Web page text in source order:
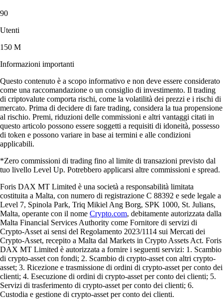
90
Utenti
150 M
Informazioni importanti
Questo contenuto è a scopo informativo e non deve essere considerato
come una raccomandazione o un consiglio di investimento. Il trading
di criptovalute comporta rischi, come la volatilità dei prezzi e i rischi di
mercato. Prima di decidere di fare trading, considera la tua propensione
al rischio. Premi, riduzioni delle commissioni e altri vantaggi citati in
questo articolo possono essere soggetti a requisiti di idoneità, possesso
di token e possono variare in base ai termini e alle condizioni
applicabili.
*Zero commissioni di trading fino al limite di transazioni previsto dal
tuo livello Level Up. Potrebbero applicarsi altre commissioni e spread.
Foris DAX MT Limited è una società a responsabilità limitata
costituita a Malta, con numero di registrazione C 88392 e sede legale a
Level 7, Spinola Park, Triq Mikiel Ang Borg, SPK 1000, St. Julians,
Malta, operante con il nome Crypto.com, debitamente autorizzata dalla
Malta Financial Services Authority come Fornitore di servizi di
Crypto-Asset ai sensi del Regolamento 2023/1114 sui Mercati dei
Crypto-Asset, recepito a Malta dal Markets in Crypto Assets Act. Foris
DAX MT Limited è autorizzata a fornire i seguenti servizi: 1. Scambio
di crypto-asset con fondi; 2. Scambio di crypto-asset con altri crypto-
asset; 3. Ricezione e trasmissione di ordini di crypto-asset per conto dei
clienti; 4. Esecuzione di ordini di crypto-asset per conto dei clienti; 5.
Servizi di trasferimento di crypto-asset per conto dei clienti; 6.
Custodia e gestione di crypto-asset per conto dei clienti.